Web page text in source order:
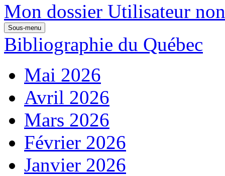
Mon dossier Utilisateur
Sous-menu
Bibliographie du Québec
Mai 2026
Avril 2026
Mars 2026
Février 2026
Janvier 2026